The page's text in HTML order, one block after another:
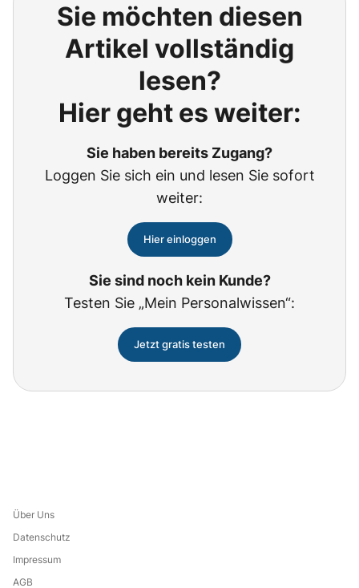
Sie möchten diesen
Artikel vollständig
lesen?
Hier geht es weiter:
Sie haben bereits Zugang?
Loggen Sie sich ein und lesen Sie sofort
weiter:
Hier einloggen
Sie sind noch kein Kunde?
Testen Sie „Mein Personalwissen“:
Jetzt gratis testen
Über Uns
Datenschutz
Impressum
AGB